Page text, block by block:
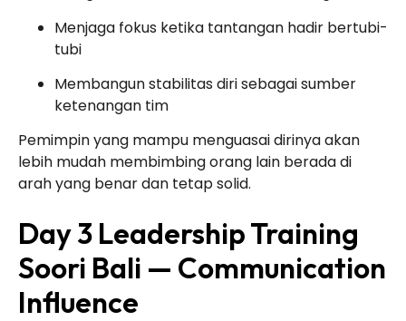
Menjaga fokus ketika tantangan hadir bertubi-
tubi
Membangun stabilitas diri sebagai sumber
ketenangan tim
Pemimpin yang mampu menguasai dirinya akan
lebih mudah membimbing orang lain berada di
arah yang benar dan tetap solid.
Day 3 Leadership Training
Soori Bali — Communication
Influence